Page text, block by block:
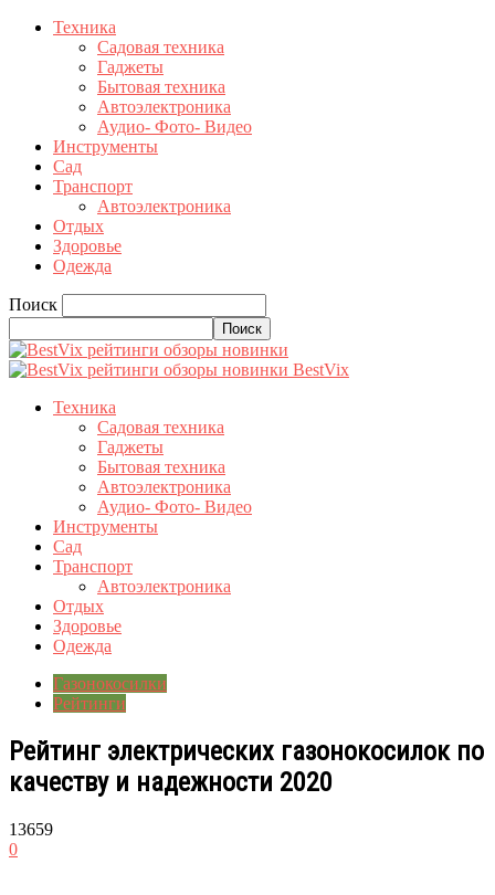
Техника
Садовая техника
Гаджеты
Бытовая техника
Автоэлектроника
Аудио- Фото- Видео
Инструменты
Сад
Транспорт
Автоэлектроника
Отдых
Здоровье
Одежда
Поиск
BestVix
Техника
Садовая техника
Гаджеты
Бытовая техника
Автоэлектроника
Аудио- Фото- Видео
Инструменты
Сад
Транспорт
Автоэлектроника
Отдых
Здоровье
Одежда
Газонокосилки
Рейтинги
Рейтинг электрических газонокосилок по
качеству и надежности 2020
13659
0